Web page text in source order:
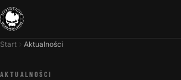
Start Aktualności
AKTUALNOŚCI